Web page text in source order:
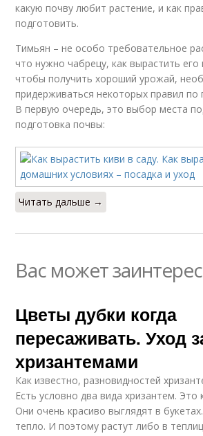
какую почву любит растение, и как
подготовить.
Тимьян – не особо требовательное
что нужно чабрецу, как вырастить его
чтобы получить хороший урожай,
придерживаться некоторых правил по
В первую очередь, это выбор места
подготовка почвы:
Читать дальше →
Вас может
Цветы дубки когда
пересаживать. Уход
хризантемами
Как известно, разновидностей
Есть условно два вида хризантем. Это
Они очень красиво выглядят в
тепло. И поэтому растут либо в